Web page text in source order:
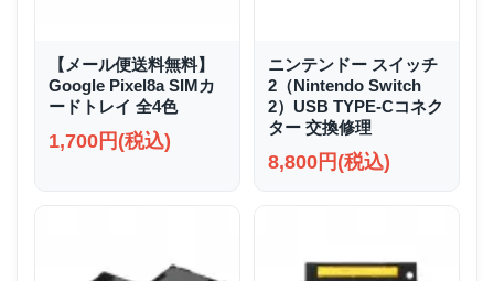
【メール便送料無料】
Google Pixel8a SIMカ
ードトレイ 全4色
1,700円(税込)
ニンテンドー スイッチ
2（Nintendo Switch
2）USB TYPE-Cコネク
ター 交換修理
8,800円(税込)